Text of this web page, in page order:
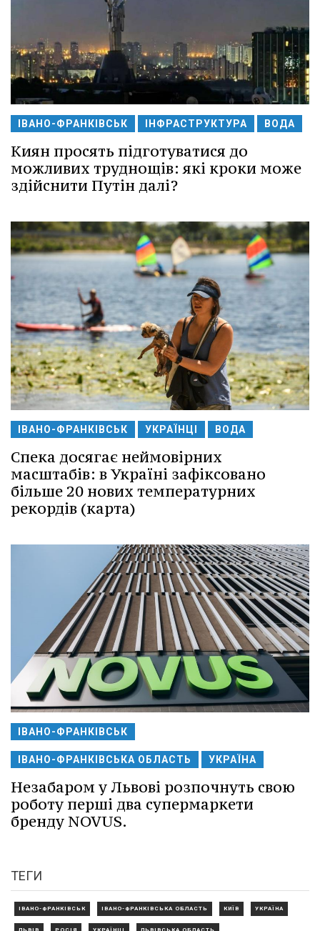
ІВАНО-ФРАНКІВСЬК ІНФРАСТРУКТУРА ВОДА
Киян просять підготуватися до
можливих труднощів: які кроки може
здійснити Путін далі?
ІВАНО-ФРАНКІВСЬК УКРАЇНЦІ ВОДА
Спека досягає неймовірних
масштабів: в Україні зафіксовано
більше 20 нових температурних
рекордів (карта)
ІВАНО-ФРАНКІВСЬК
ІВАНО-ФРАНКІВСЬКА ОБЛАСТЬ УКРАЇНА
Незабаром у Львові розпочнуть свою
роботу перші два супермаркети
бренду NOVUS.
ТЕГИ
ІВАНО-ФРАНКІВСЬК ІВАНО-ФРАНКІВСЬКА ОБЛАСТЬ КИЇВ УКРАЇНА